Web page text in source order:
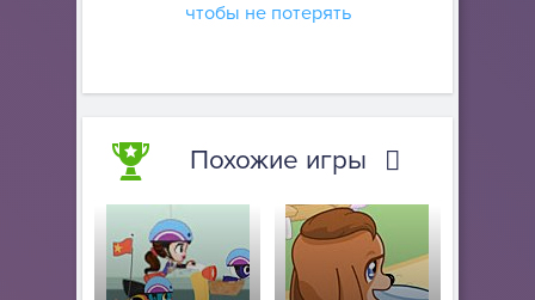
чтобы не потерять
Похожие игры